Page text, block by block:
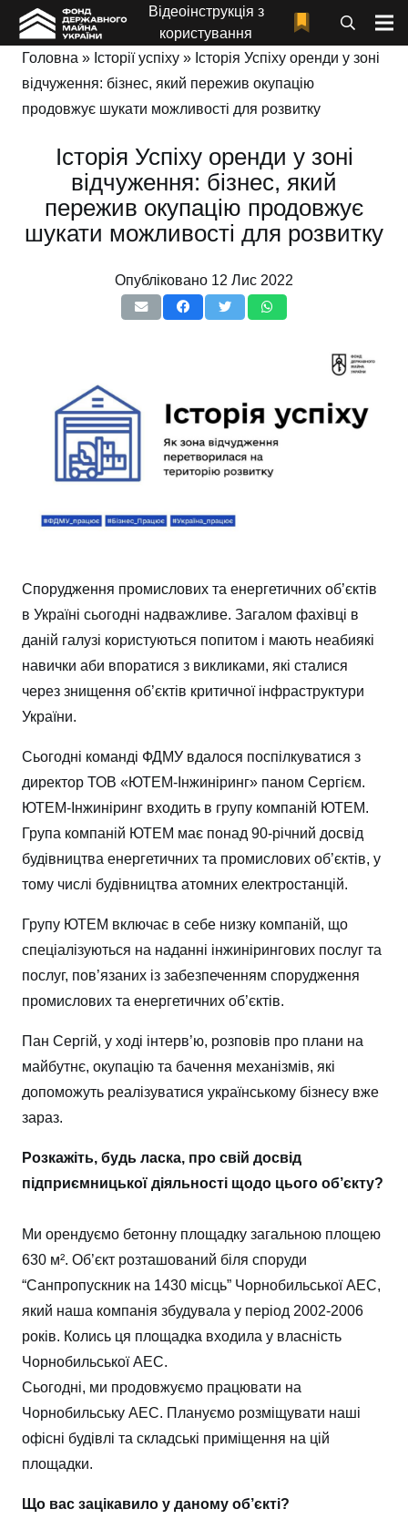
Відеоінструкція з
користування
Головна » Історії успіху » Історія Успіху оренди у зоні
відчуження: бізнес, який пережив окупацію
продовжує шукати можливості для розвитку
Історія Успіху оренди у зоні
відчуження: бізнес, який
пережив окупацію продовжує
шукати можливості для розвитку
Опубліковано 12 Лис 2022
Спорудження промислових та енергетичних об’єктів
в Україні сьогодні надважливе. Загалом фахівці в
даній галузі користуються попитом і мають неабиякі
навички аби впоратися з викликами, які сталися
через знищення об’єктів критичної інфраструктури
України.
Сьогодні команді ФДМУ вдалося поспілкуватися з
директор ТОВ «ЮТЕМ-Інжиніринг» паном Сергієм.
ЮТЕМ-Інжиніринг входить в групу компаній ЮТЕМ.
Група компаній ЮТЕМ має понад 90-річний досвід
будівництва енергетичних та промислових об’єктів, у
тому числі будівництва атомних електростанцій.
Групу ЮТЕМ включає в себе низку компаній, що
спеціалізуються на наданні інжинірингових послуг та
послуг, пов’язаних із забезпеченням спорудження
промислових та енергетичних об’єктів.
Пан Сергій, у ході інтерв’ю, розповів про плани на
майбутнє, окупацію та бачення механізмів, які
допоможуть реалізуватися українському бізнесу вже
зараз.
Розкажіть, будь ласка, про свій досвід
підприємницької діяльності щодо цього об’єкту?
Ми орендуємо бетонну площадку загальною площею
630 м². Об’єкт розташований біля споруди
“Санпропускник на 1430 місць” Чорнобильської АЕС,
який наша компанія збудувала у період 2002-2006
років. Колись ця площадка входила у власність
Чорнобильської АЕС.
Сьогодні, ми продовжуємо працювати на
Чорнобильську АЕС. Плануємо розміщувати наші
офісні будівлі та складські приміщення на цій
площадки.
Що вас зацікавило у даному об’єкті?